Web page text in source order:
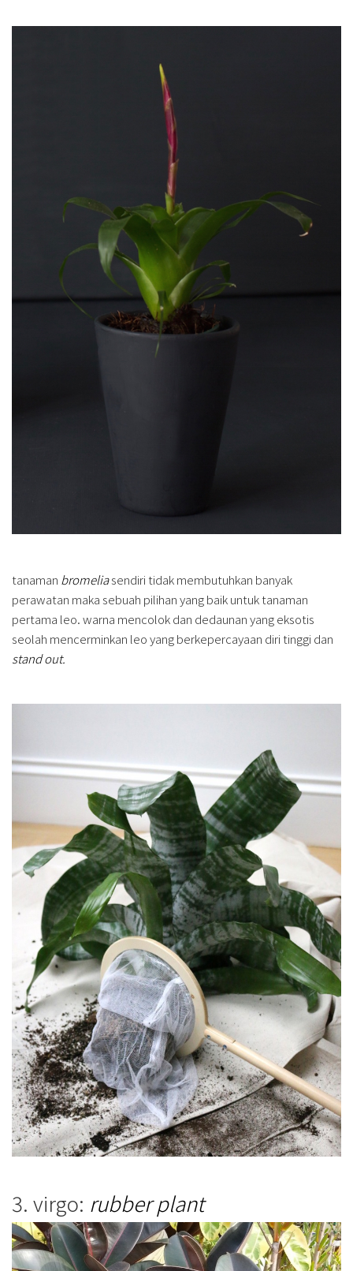
tanaman bromeliasendiri tidak membutuhkan banyak
perawatan maka sebuah pilihan yang baik untuk tanaman
pertama leo. warna mencolok dan dedaunan yang eksotis
seolah mencerminkan leo yang berkepercayaan diri tinggi dan
stand out.
3. virgo: rubber plant